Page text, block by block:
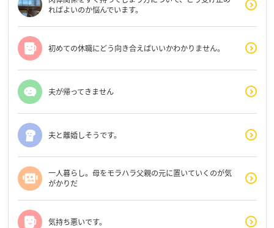
ればよいのか悩んでいます。
初めての休職にどう向き合えばいいかわかりません。
夫が帰ってきません
夫と離婚しそうです。
一人暮らし。母をモラハラ父親の元に置いていくのが気
がかりだ
気持ち悪いです。